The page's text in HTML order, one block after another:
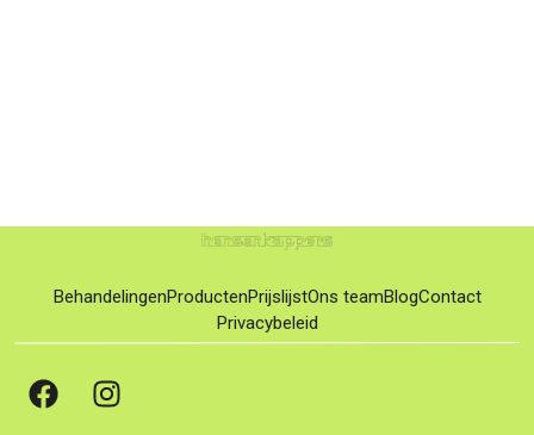
BehandelingenProductenPrijslijstOns teamBlogContact
Privacybeleid